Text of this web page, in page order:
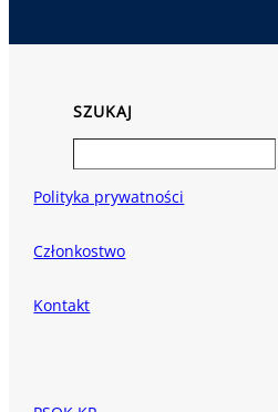
SZUKAJ
Polityka prywatności
Członkostwo
Kontakt